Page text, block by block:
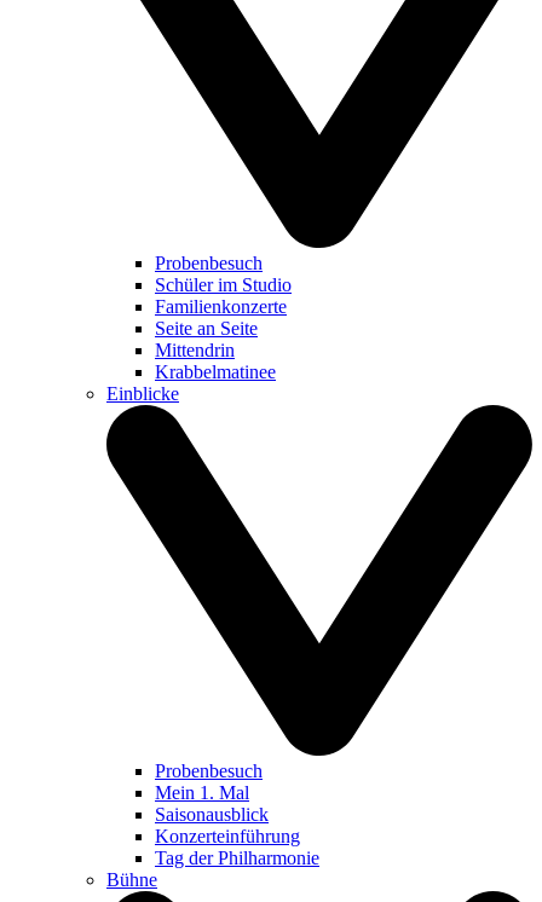
Probenbesuch
Schüler im Studio
Familienkonzerte
Seite an Seite
Mittendrin
Krabbelmatinee
Einblicke
Probenbesuch
Mein 1. Mal
Saisonausblick
Konzerteinführung
Tag der Philharmonie
Bühne